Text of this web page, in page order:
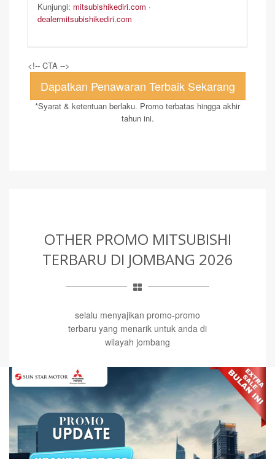
Kunjungi: mitsubishikediri.com ·
dealermitsubishikediri.com
<!-- CTA -->
Dapatkan Penawaran Terbaik Sekarang
*Syarat & ketentuan berlaku. Promo terbatas hingga akhir
tahun ini.
OTHER PROMO MITSUBISHI
TERBARU DI JOMBANG 2026
selalu menyajikan promo-promo
terbaru yang menarik untuk anda di
wilayah jombang